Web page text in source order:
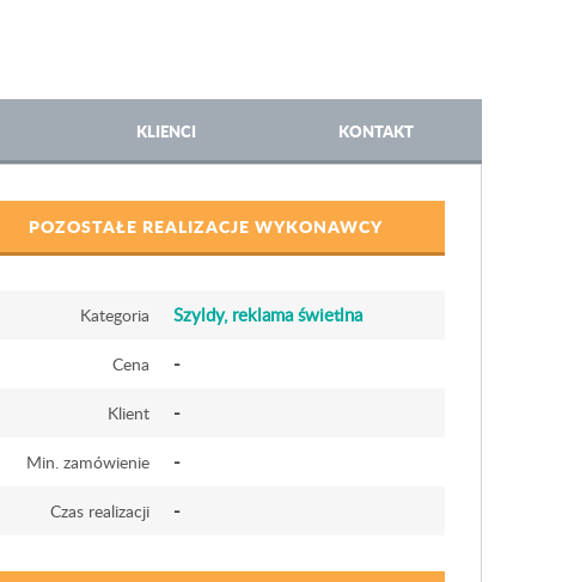
KLIENCI KONTAKT
POZOSTAŁE REALIZACJE WYKONAWCY
Kategoria Szyldy, reklama świetlna
Cena -
Klient -
Min. zamówienie -
Czas realizacji -